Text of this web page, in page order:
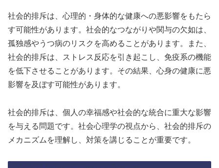
社会的排斥は、心理的・身体的な健康への悪影響をもたら
す可能性があります。社会的なつながりや関与の欠如は、
孤独感やうつ病のリスクを高めることがあります。また、
社会的排斥は、ストレス反応を引き起こし、免疫系の機能
を低下させることがあります。その結果、心身の健康に悪
影響を及ぼす可能性があります。
社会的排斥は、個人の幸福感や社会的な統合に重大な影響
を与える問題です。社会心理学の視点から、社会的排斥の
メカニズムを理解し、対策を講じることが重要です。